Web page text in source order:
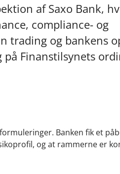
af Saxo Bank,
compliance- og
trading og bankens
Finanstilsynets
Banken fik et
og at rammerne er